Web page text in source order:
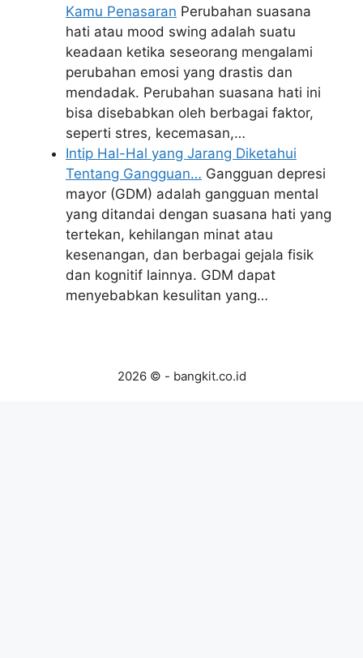
Kamu Penasaran Perubahan suasana
hati atau mood swing adalah suatu
keadaan ketika seseorang mengalami
perubahan emosi yang drastis dan
mendadak. Perubahan suasana hati ini
bisa disebabkan oleh berbagai faktor,
seperti stres, kecemasan,…
Intip Hal-Hal yang Jarang Diketahui
Tentang Gangguan… Gangguan depresi
mayor (GDM) adalah gangguan mental
yang ditandai dengan suasana hati yang
tertekan, kehilangan minat atau
kesenangan, dan berbagai gejala fisik
dan kognitif lainnya. GDM dapat
menyebabkan kesulitan yang…
2026 © - bangkit.co.id